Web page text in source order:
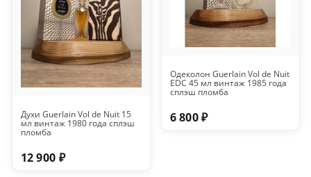
Духи Guerlain Vol de Nuit 15
мл винтаж 1980 года сплэш
пломба
12 900 ₽
Одеколон Guerlain Vol de Nuit
EDC 45 мл винтаж 1985 года
сплэш пломба
6 800 ₽